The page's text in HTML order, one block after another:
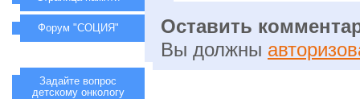
Оставить
Вы должны
Форум "СОЦИЯ"
Задайте вопрос
детскому онкологу